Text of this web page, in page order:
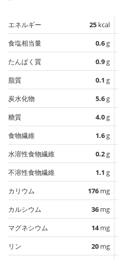
エネルギー 25 kcal
食塩相当量
0.6g
たんぱく質
0.9g
脂質
0.1 g
炭水化物
5.6g
糖質
4.0g
食物繊維
1.6g
水溶性食物繊維
0.2g
不溶性食物繊維
1.1 g
カリウム
176 mg
カルシウム
36 mg
マグネシウム
14mg
リン
20 mg